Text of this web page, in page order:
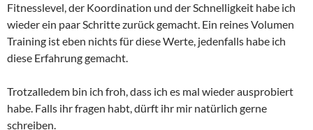
Fitnesslevel, der Koordination und der Schnelligkeit habe ich
wieder ein paar Schritte zurück gemacht. Ein reines Volumen
Training ist eben nichts für diese Werte, jedenfalls habe ich
diese Erfahrung gemacht.
Trotzalledem bin ich froh, dass ich es mal wieder ausprobiert
habe. Falls ihr fragen habt, dürft ihr mir natürlich gerne
schreiben.